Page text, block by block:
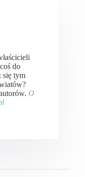
do
się tym
O